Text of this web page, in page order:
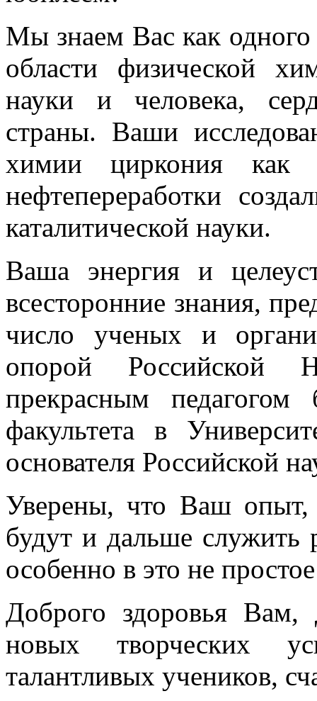
Мы знаем Вас как
области физической
науки и человека,
страны. Ваши
химии циркония как
нефтепереработки
каталитической науки.
Ваша энергия и
всесторонние знания,
число ученых и
опорой Российской
прекрасным педагогом
факультета в
основателя Российской
Уверены, что Ваш опыт,
будут и дальше служить
особенно в это не
Доброго здоровья Вам,
новых творческих
талантливых учеников,